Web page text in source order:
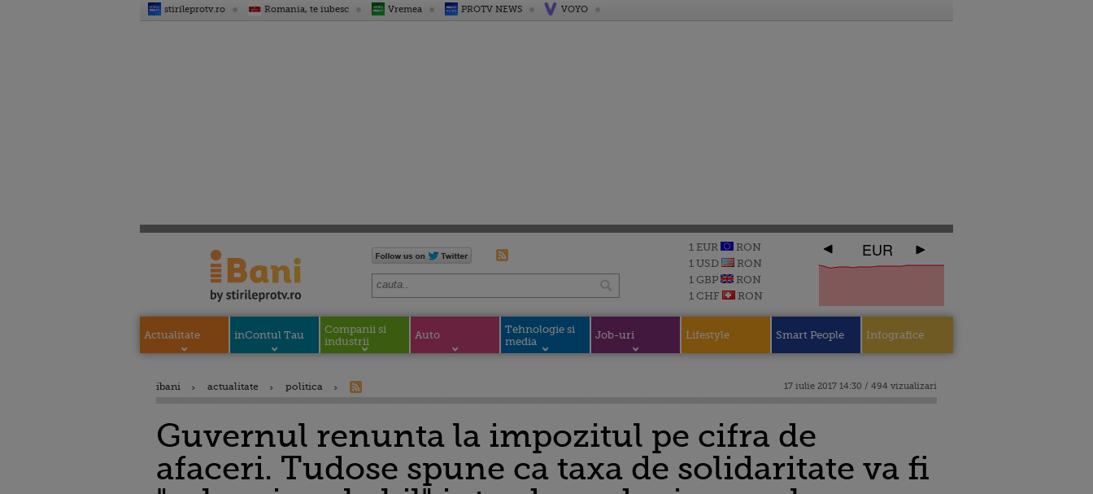
stirileprotv.ro Romania, te iubesc Vremea PROTV NEWS VOYO
1 EUR
RON
1 USD
RON
1 GBP
RON
1 CHF
RON
EUR
Actualitate inContul Tau
Companii si
industrii
Auto
Tehnologie si
media
Job-uri Lifestyle Smart People Infografice
ibani actualitate politica 17 iulie 2017 14:30 / 494 vizualizari
Guvernul renunta la impozitul pe cifra de
afaceri. Tudose spune ca taxa de solidaritate va fi